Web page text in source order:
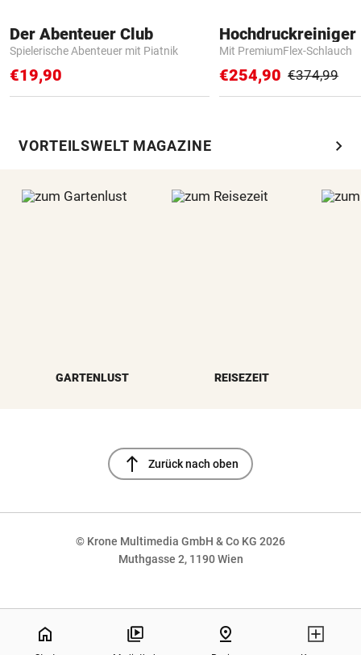
Der Abenteuer Club
Spielerische Abenteuer mit Piatnik
€19,90
Hochdruckreiniger
Mit PremiumFlex-Schlauch
€254,90 €374,99
VORTEILSWELT MAGAZINE chevron_right
GARTENLUST REISEZEIT
north Zurück nach oben
© Krone Multimedia GmbH & Co KG 2026
Muthgasse 2, 1190 Wien
home pin_drop
NaN%